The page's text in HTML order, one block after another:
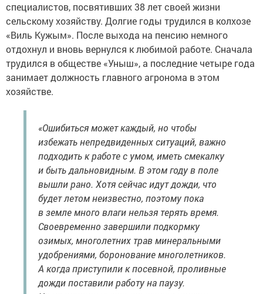
специалистов, посвятивших 38 лет своей жизни
сельскому хозяйству. Долгие годы трудился в колхозе
«Виль Кужым». После выхода на пенсию немного
отдохнул и вновь вернулся к любимой работе. Сначала
трудился в обществе «Уныш», а последние четыре года
занимает должность главного агронома в этом
хозяйстве.
«Ошибиться может каждый, но чтобы
избежать непредвиденных ситуаций, важно
подходить к работе с умом, иметь смекалку
и быть дальновидным. В этом году в поле
вышли рано. Хотя сейчас идут дожди, что
будет летом неизвестно, поэтому пока
в земле много влаги нельзя терять время.
Своевременно завершили подкормку
озимых, многолетних трав минеральными
удобрениями, боронование многолетников.
А когда приступили к посевной, проливные
дожди поставили работу на паузу.